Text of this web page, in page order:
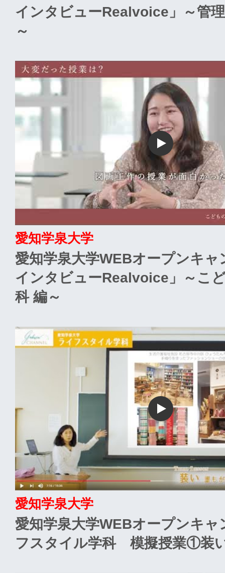
インタビューRealvoice」～管
～
愛知学泉大学
愛知学泉大学WEBオープンキャ
インタビューRealvoice」～こ
科 編～
愛知学泉大学
愛知学泉大学WEBオープンキャ
フスタイル学科 模擬授業①装